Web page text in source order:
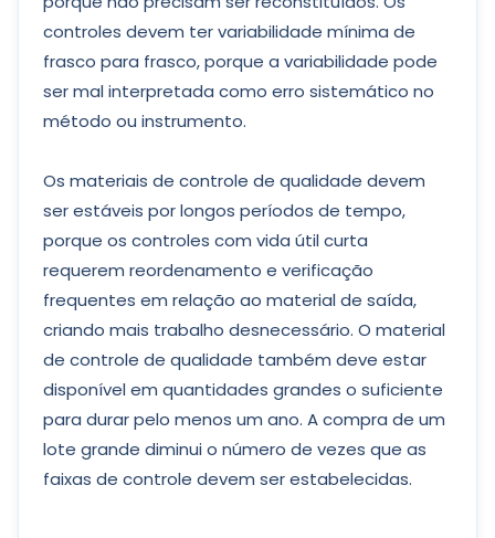
controles devem ter variabilidade mínima de
frasco para frasco, porque a variabilidade pode
ser mal interpretada como erro sistemático no
método ou instrumento.
Os materiais de controle de qualidade devem
ser estáveis ​​por longos períodos de tempo,
porque os controles com vida útil curta
requerem reordenamento e verificação
frequentes em relação ao material de saída,
criando mais trabalho desnecessário. O material
de controle de qualidade também deve estar
disponível em quantidades grandes o suficiente
para durar pelo menos um ano. A compra de um
lote grande diminui o número de vezes que as
faixas de controle devem ser estabelecidas.